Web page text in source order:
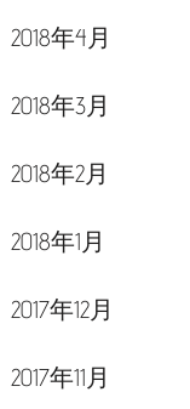
2018年4月
2018年3月
2018年2月
2018年1月
2017年12月
2017年11月